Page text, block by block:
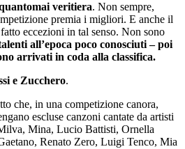
veritiera. Non sempre,
premia i migliori. E anche il
eccezioni in tal senso. Non sono
all’epoca poco conosciuti – poi
arrivati in coda alla classifica.
e Zucchero.
che, in una competizione canora,
escluse canzoni cantate da artisti
Mina, Lucio Battisti, Ornella
Renato Zero, Luigi Tenco, Mia